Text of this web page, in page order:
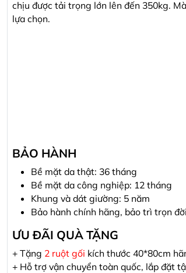
chịu được tải trọng lớn lên đến 350kg.
lựa chọn.
BẢO HÀNH
Bề mặt da thật: 36 tháng
Bề mặt da công nghiệp: 12 tháng
Khung và dát giường: 5 năm
Bảo hành chính hãng, bảo trì trọn đời
ƯU ĐÃI QUÀ TẶNG
+ Tặng 2 ruột gối kích thước 40*80cm
+ Hỗ trợ vận chuyển toàn quốc, lắp đặt